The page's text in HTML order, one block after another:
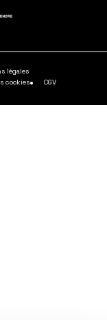
légales
cookies CGV